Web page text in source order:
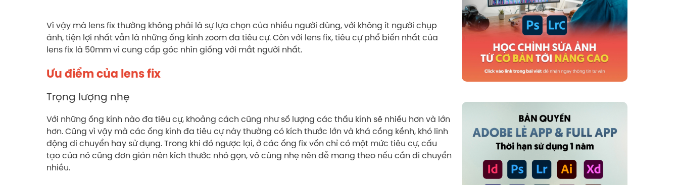
Vì vậy mà lens fix thường không phải là sự lựa chọn của nhiều người dùng, với không ít người chụp
ảnh, tiện lợi nhất vẫn là những ống kính zoom đa tiêu cự. Còn với lens fix, tiêu cự phổ biến nhất của
lens fix là 50mm vì cung cấp góc nhìn giống với mắt người nhất.
Ưu điểm của lens fix
Trọng lượng nhẹ
Với những ống kính nào đa tiêu cự, khoảng cách cũng như số lượng các thấu kính sẽ nhiều hơn và lớn
hơn. Cũng vì vậy mà các ống kính đa tiêu cự này thường có kích thước lớn và khá cồng kềnh, khó linh
động di chuyển hay sử dụng. Trong khi đó ngược lại, ở các ống fix vốn chỉ có một mức tiêu cự, cấu
tạo của nó cũng đơn giản nên kích thước nhỏ gọn, vô cùng nhẹ nên dễ mang theo nếu cần di chuyển
nhiều.